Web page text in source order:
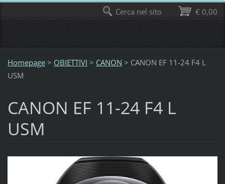
Homepage > OBIETTIVI > CANON > CANON EF 11-24 F4 L
USM
CANON EF 11-24 F4 L
USM
€ 0,00
Cerca nel sito